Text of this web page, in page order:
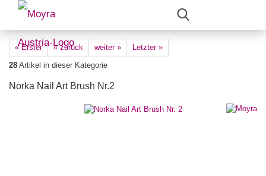
« Erster « zurück weiter »
Letzter »
28 Artikel in dieser Kategorie
Norka Nail Art Brush Nr.2